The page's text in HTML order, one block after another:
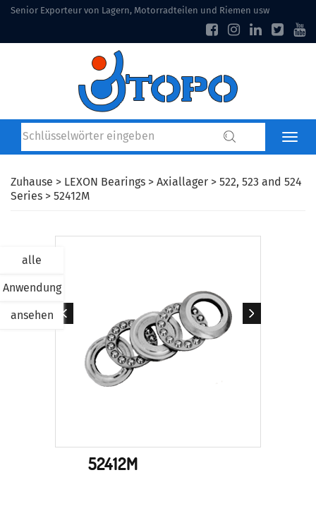
Senior Exporteur von Lagern, Motorradteilen und Riemen usw
Zuhause > LEXON Bearings > Axiallager > 522, 523 and 524
Series > 52412M
52412M
alle
Anwendung
ansehen